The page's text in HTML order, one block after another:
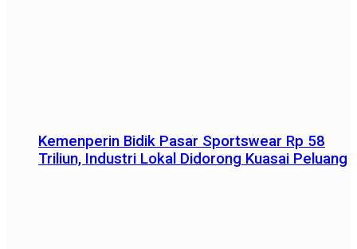
Kemenperin Bidik Pasar Sportswear Rp 58
Triliun, Industri Lokal Didorong Kuasai Peluang